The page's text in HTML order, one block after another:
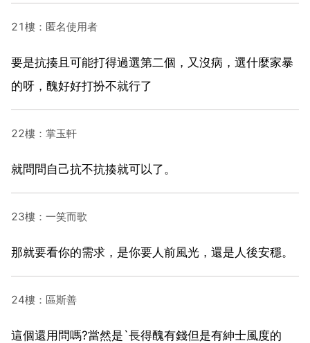
21樓：匿名使用者
要是抗揍且可能打得過選第二個，又沒病，選什麼家暴
的呀，醜好好打扮不就行了
22樓：掌玉軒
就問問自己抗不抗揍就可以了。
23樓：一笑而歌
那就要看你的需求，是你要人前風光，還是人後安穩。
24樓：區斯善
這個還用問嗎?當然是`長得醜有錢但是有紳士風度的